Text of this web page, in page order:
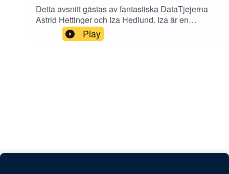
Detta avsnitt gästas av fantastiska DataTjejerna
Astrid Hettinger och Iza Hedlund. Iza är en
planerare av rang och Astrid har kört på “go with
the flow” genom livet. Det diskuteras hur bra det
Play